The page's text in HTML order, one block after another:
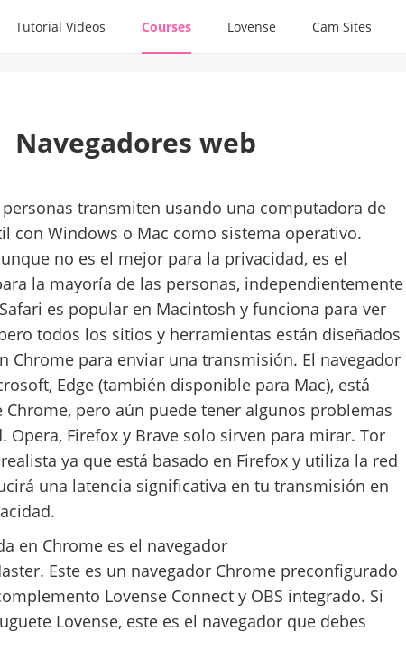
Tutorial Videos Courses Lovense Cam Sites
Navegadores web
transmiten usando una computadora de
con Windows o Mac como sistema operativo.
no es el mejor para la privacidad, es el
la mayoría de las personas, independientemente
es popular en Macintosh y funciona para ver
todos los sitios y herramientas están diseñados
Chrome para enviar una transmisión. El navegador
Edge (también disponible para Mac), está
Chrome, pero aún puede tener algunos problemas
Opera, Firefox y Brave solo sirven para mirar. Tor
ya que está basado en Firefox y utiliza la red
una latencia significativa en tu transmisión en
en Chrome es el navegador
Este es un navegador Chrome preconfigurado
Lovense Connect y OBS integrado. Si
Lovense, este es el navegador que debes